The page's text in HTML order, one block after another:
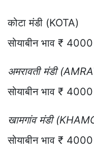
कोटा मंडी (KOTA)
सोयाबीन भाव ₹
अमरावती मंडी
सोयाबीन भाव ₹
खामगांव मंडी
सोयाबीन भाव ₹